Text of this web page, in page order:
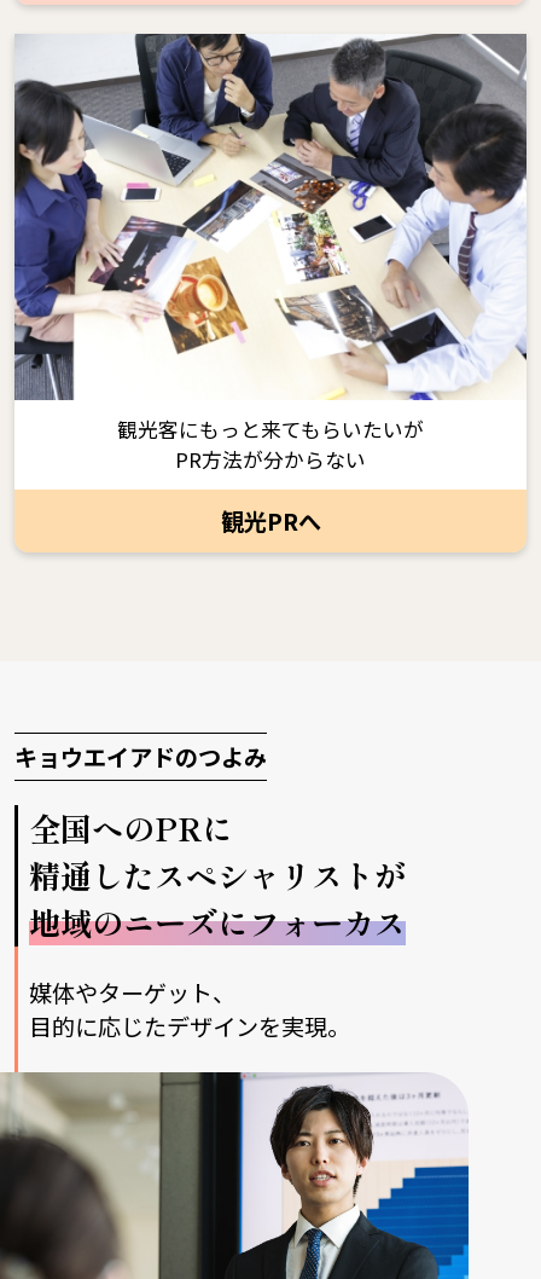
観光客にもっと来てもらいたいが
PR方法が分からない
観光PRへ
キョウエイアドのつよみ
全国へのPRに
精通したスペシャリストが
地域のニーズにフォーカス
媒体やターゲット、
目的に応じたデザインを実現。